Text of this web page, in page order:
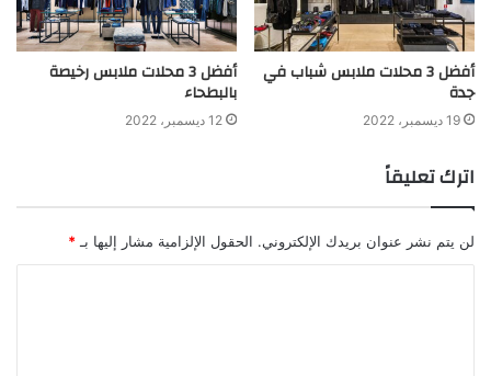
أفضل 3 محلات ملابس شباب في
جدة
19 ديسمبر، 2022
أفضل 3 محلات ملابس رخيصة
بالبطحاء
12 ديسمبر، 2022
اترك تعليقاً
لن يتم نشر عنوان بريدك الإلكتروني. الحقول الإلزامية مشار إليها بـ *